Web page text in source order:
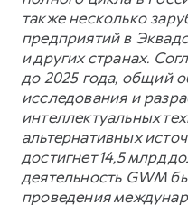
также несколько
предприятий в
и других странах.
до 2025 года, общий
исследования и
интеллектуальных
альтернативных
достигнет 14,5 млрд
деятельность GWM
проведения